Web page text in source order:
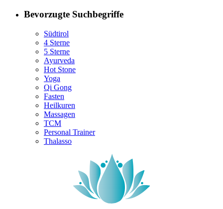
Bevorzugte Suchbegriffe
Südtirol
4 Sterne
5 Sterne
Ayurveda
Hot Stone
Yoga
Qi Gong
Fasten
Heilkuren
Massagen
TCM
Personal Trainer
Thalasso